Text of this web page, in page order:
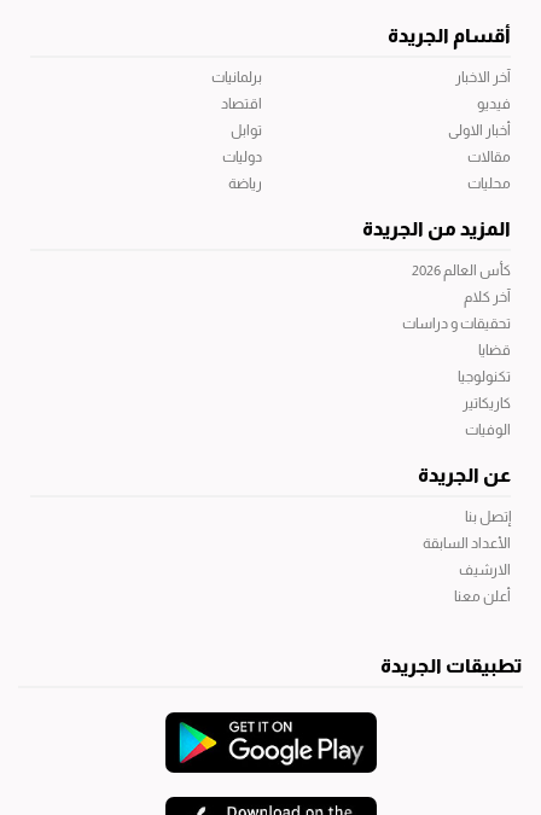
أقسام الجريدة
آخر الاخبار
فيديو
أخبار الاولى
مقالات
محليات
برلمانيات
اقتصاد
توابل
دوليات
رياضة
المزيد من الجريدة
كأس العالم 2026
آخر كلام
تحقيقات و دراسات
قضايا
تكنولوجيا
كاريكاتير
الوفيات
عن الجريدة
إتصل بنا
الأعداد السابقة
الارشيف
أعلن معنا
تطبيقات الجريدة